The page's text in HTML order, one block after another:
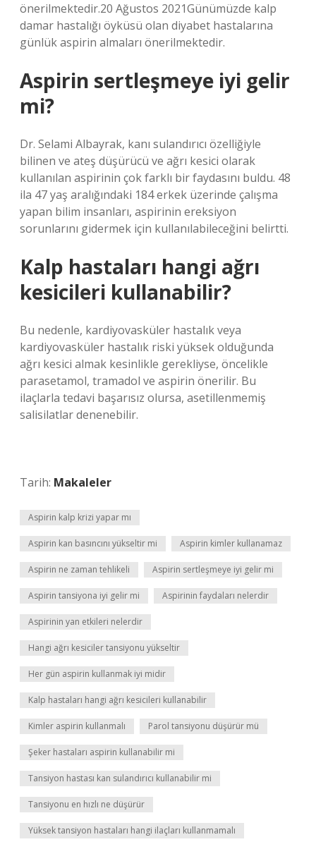
önerilmektedir.20 Ağustos 2021Günümüzde kalp
damar hastalığı öyküsü olan diyabet hastalarına
günlük aspirin almaları önerilmektedir.
Aspirin sertleşmeye iyi gelir
mi?
Dr. Selami Albayrak, kanı sulandırıcı özelliğiyle
bilinen ve ateş düşürücü ve ağrı kesici olarak
kullanılan aspirinin çok farklı bir faydasını buldu. 48
ila 47 yaş aralığındaki 184 erkek üzerinde çalışma
yapan bilim insanları, aspirinin ereksiyon
sorunlarını gidermek için kullanılabileceğini belirtti.
Kalp hastaları hangi ağrı
kesicileri kullanabilir?
Bu nedenle, kardiyovasküler hastalık veya
kardiyovasküler hastalık riski yüksek olduğunda
ağrı kesici almak kesinlikle gerekliyse, öncelikle
parasetamol, tramadol ve aspirin önerilir. Bu
ilaçlarla tedavi başarısız olursa, asetillenmemiş
salisilatlar denenebilir.
Tarih: Makaleler
Aspirin kalp krizi yapar mı
Aspirin kan basıncını yükseltir mi Aspirin kimler kullanamaz
Aspirin ne zaman tehlikeli Aspirin sertleşmeye iyi gelir mi
Aspirin tansiyona iyi gelir mi Aspirinin faydaları nelerdir
Aspirinin yan etkileri nelerdir
Hangi ağrı kesiciler tansiyonu yükseltir
Her gün aspirin kullanmak iyi midir
Kalp hastaları hangi ağrı kesicileri kullanabilir
Kimler aspirin kullanmalı Parol tansiyonu düşürür mü
Şeker hastaları aspirin kullanabilir mi
Tansiyon hastası kan sulandırıcı kullanabilir mi
Tansiyonu en hızlı ne düşürür
Yüksek tansiyon hastaları hangi ilaçları kullanmamalı